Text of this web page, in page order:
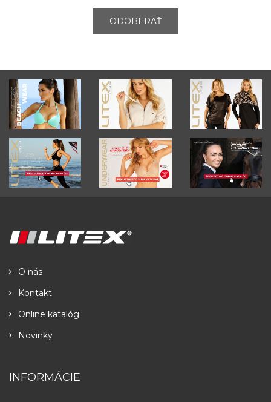
ODOBERAŤ
O nás
Kontakt
Online katalóg
Novinky
INFORMÁCIE